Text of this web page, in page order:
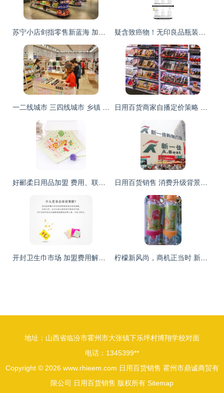
地址：山西省临汾市霍州市大张镇下乐坪村博翔学校对面
电话：1345399**
Copyright © 2026 www.rhieem.com 日用百货销售 霍州市鼎诚商贸有
限公司 日用百货销售 版权所有 Sitemap